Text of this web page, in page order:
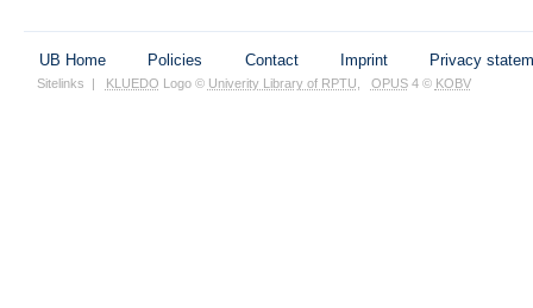
UB Home Policies Contact Imprint Privacy
Sitelinks | KLUEDO Logo © Univerity Library of RPTU OPUS4 © KOBV